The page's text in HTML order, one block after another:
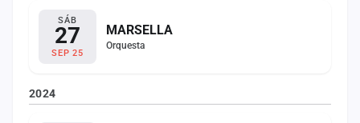
SÁB
27
SEP 25
MARSELLA
Orquesta
2024